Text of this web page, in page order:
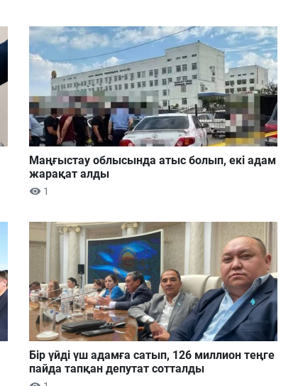
Маңғыстау облысында атыс болып, екі адам
жарақат алды
1
Бір үйді үш адамға сатып, 126 миллион теңге
пайда тапқан депутат сотталды